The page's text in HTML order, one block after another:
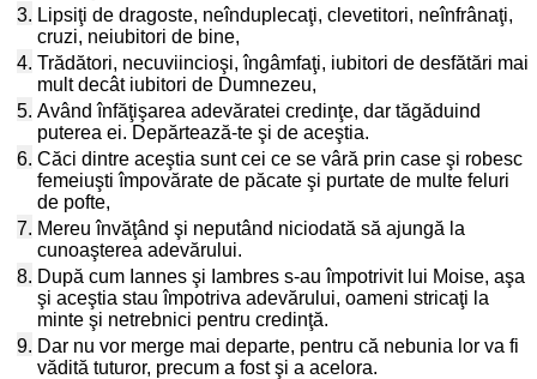
3. Lipsiţi de dragoste, neînduplecaţi, clevetitori, neînfrânaţi,
cruzi, neiubitori de bine,
4. Trădători, necuviincioşi, îngâmfaţi, iubitori de desfătări mai
mult decât iubitori de Dumnezeu,
5. Având înfăţişarea adevăratei credinţe, dar tăgăduind
puterea ei. Depărtează-te şi de aceştia.
6. Căci dintre aceştia sunt cei ce se vâră prin case şi robesc
femeiuşti împovărate de păcate şi purtate de multe feluri
de pofte,
7. Mereu învăţând şi neputând niciodată să ajungă la
cunoaşterea adevărului.
8. După cum Iannes şi Iambres s-au împotrivit lui Moise, aşa
şi aceştia stau împotriva adevărului, oameni stricaţi la
minte şi netrebnici pentru credinţă.
9. Dar nu vor merge mai departe, pentru că nebunia lor va fi
vădită tuturor, precum a fost şi a acelora.